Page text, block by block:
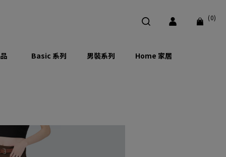
(0)
Basic 系列 男裝系列 Home 家居